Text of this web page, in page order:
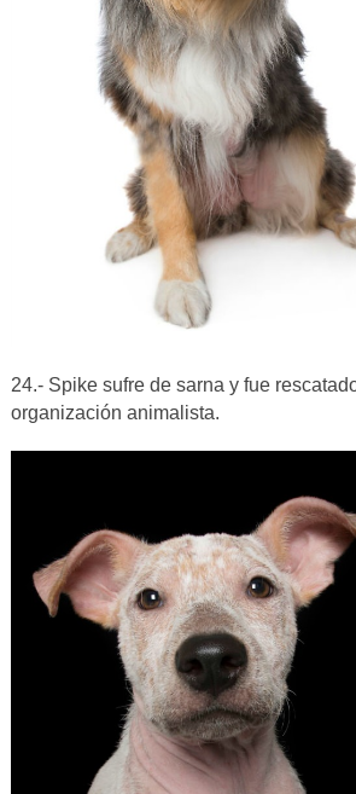
24.- Spike sufre de sarna y fue
organización animalista.